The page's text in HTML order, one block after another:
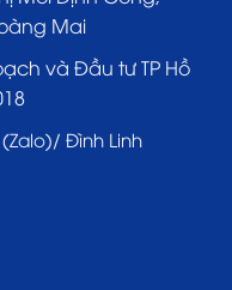
Mai
và Đầu tư TP Hồ
(Zalo)/ Đình Linh